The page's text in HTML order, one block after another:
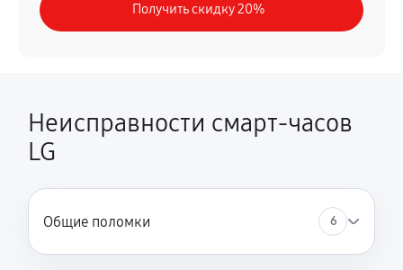
Замена кнопки включения
Получить скидку 20%
Неисправности смарт-часов
LG
Общие поломки 6